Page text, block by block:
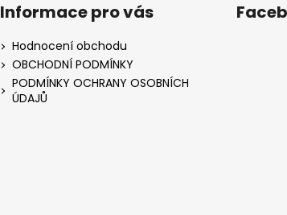
Informace pro vás
Hodnocení obchodu
OBCHODNÍ PODMÍNKY
PODMÍNKY OCHRANY OSOBNÍCH
ÚDAJŮ